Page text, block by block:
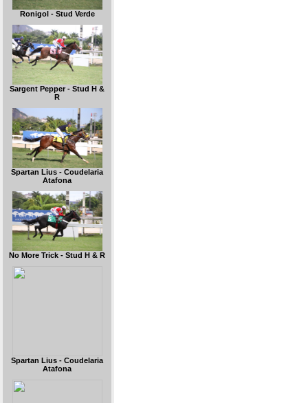
Ronigol - Stud Verde
Sargent Pepper - Stud H &
R
Spartan Lius - Coudelaria
Atafona
No More Trick - Stud H & R
Spartan Lius - Coudelaria
Atafona